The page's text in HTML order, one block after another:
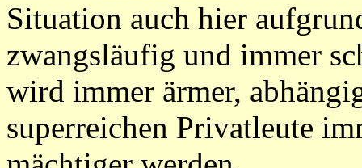
Situation auch hier
zwangsläufig und immer
wird immer ärmer,
superreichen Privatleute